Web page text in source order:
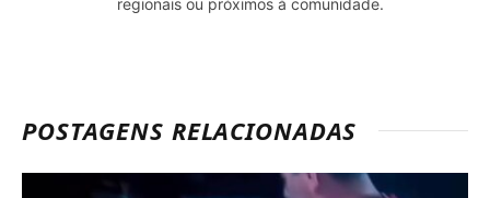
regionais ou próximos à comunidade.
POSTAGENS RELACIONADAS